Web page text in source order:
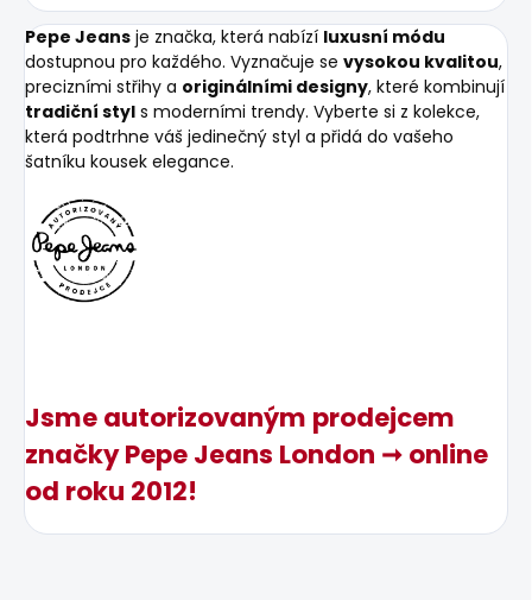
Pepe Jeans je značka, která nabízí luxusní módu
dostupnou pro každého. Vyznačuje se vysokou kvalitou,
precizními střihy a originálními designy, které kombinují
tradiční styl s moderními trendy. Vyberte si z kolekce,
která podtrhne váš jedinečný styl a přidá do vašeho
šatníku kousek elegance.
Jsme autorizovaným prodejcem
značky Pepe Jeans London ➞ online
od roku 2012!